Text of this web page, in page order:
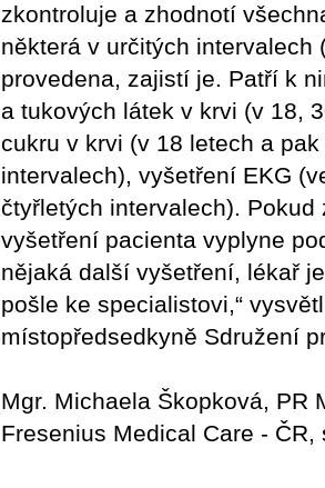
zkontroluje a zhodnotí
některá v určitých intervalech
provedena, zajistí je. Patří k
a tukových látek v krvi (v 18,
cukru v krvi (v 18 letech a
intervalech), vyšetření EKG
čtyřletých intervalech).
vyšetření pacienta vyplyne
nějaká další vyšetření, lékař
pošle ke specialistovi,“
místopředsedkyně Sdružení
Mgr. Michaela Škopková, PR
Fresenius Medical Care - ČR,